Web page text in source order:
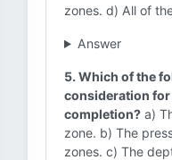
zones. d) All of
Answer
5. Which of the
consideration
completion? a)
zone. b) The
zones. c) The